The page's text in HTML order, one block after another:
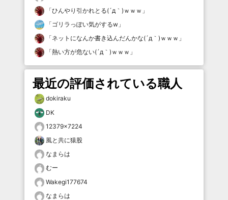
「ひんやり引かれとる(´д｀)ｗｗｗ 」
「ゴリラっぽい気がするw 」
「ネットになんか書き込んだんかな(´д｀)ｗｗｗ 」
「熱い方が危ない(´д｀)ｗｗｗ 」
最近の評価されている職人
dokiraku
DK
12379×7224
風と共に猿股
なまらは
むー
Wakegi177674
なまらは